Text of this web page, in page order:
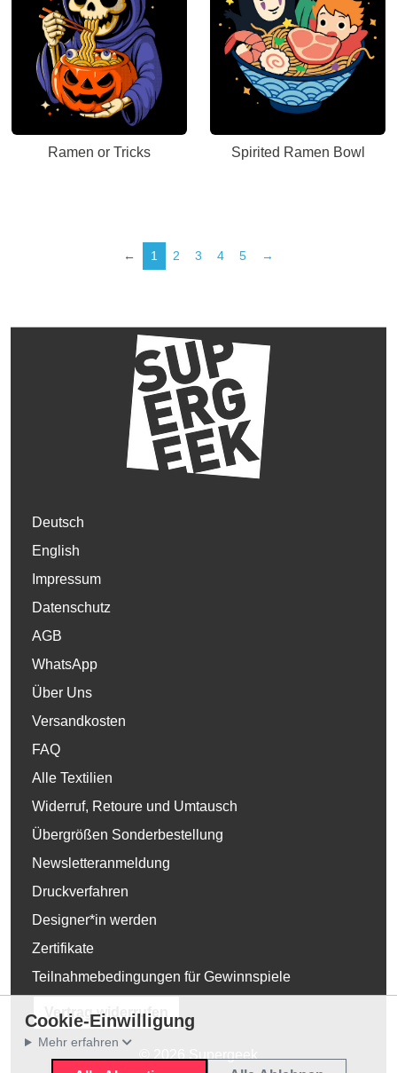
Ramen or Tricks Spirited Ramen Bowl
← 1 2 3 4 5 →
Deutsch
English
Impressum
Datenschutz
AGB
WhatsApp
Über Uns
Versandkosten
FAQ
Alle Textilien
Widerruf, Retoure und Umtausch
Übergrößen Sonderbestellung
Newsletteranmeldung
Druckverfahren
Designer*in werden
Zertifikate
Teilnahmebedingungen für Gewinnspiele
Vertrag widerrufen
Cookie-Einwilligung
Mehr erfahren